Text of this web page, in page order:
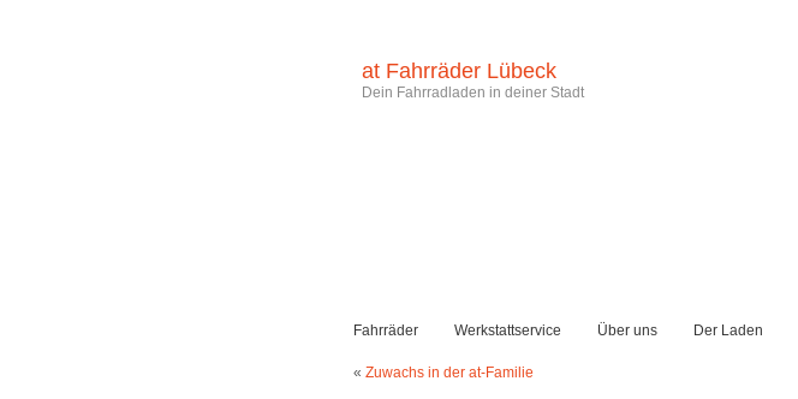
at Fahrräder Lübeck
Dein Fahrradladen in deiner Stadt
Fahrräder Werkstattservice Über uns Der Laden
« Zuwachs in der at-Familie